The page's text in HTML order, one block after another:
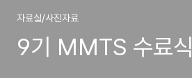
자료실/사진자료
9기 MMTS 수료식